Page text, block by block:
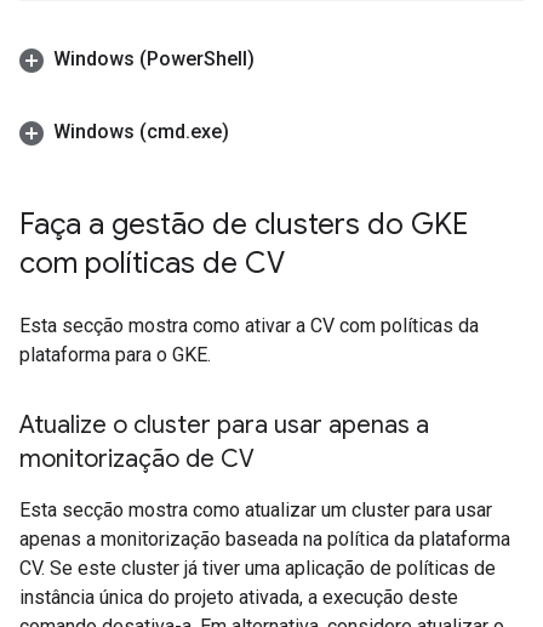
Windows (PowerShell)
Windows (cmd.exe)
Faça a gestão de clusters do GKE
com políticas de CV
Esta secção mostra como ativar a CV com políticas da
plataforma para o GKE.
Atualize o cluster para usar apenas a
monitorização de CV
Esta secção mostra como atualizar um cluster para usar
apenas a monitorização baseada na política da plataforma
CV. Se este cluster já tiver uma aplicação de políticas de
instância única do projeto ativada, a execução deste